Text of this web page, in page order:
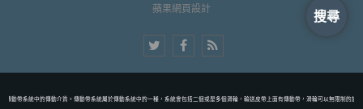
搜尋
蘋果網頁設計
動帶系統中的傳動介質。傳動帶系統屬於傳動系統中的一種，系統會包括二個或是多個滑輪，輸送皮帶上面有傳動帶，滑輪可以無限制的旋